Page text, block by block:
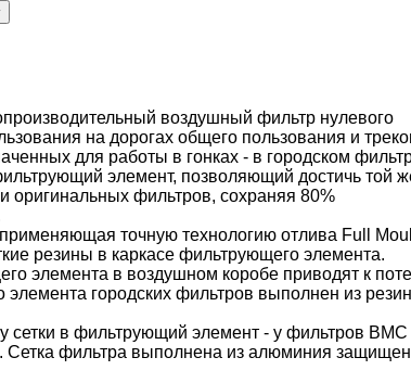
воздушный фильтр нулевого
на дорогах общего пользования и
для работы в гонках - в городском
элемент, позволяющий достичь той
оригинальных фильтров, сохраняя 80%
точную технологию отлива Full
резины в каркасе фильтрующего элемента.
элемента в воздушном коробе приводят к
городских фильтров выполнен из
в фильтрующий элемент - у фильтров
фильтра выполнена из алюминия